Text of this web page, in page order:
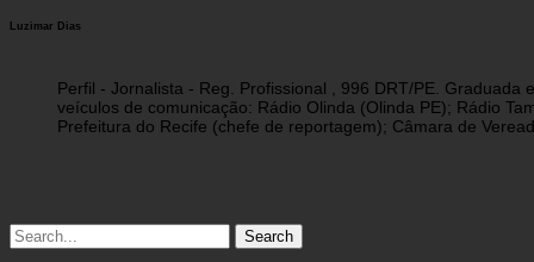
Luzimar Dias
Perfil - Jornalista - Reg. Profissional , 996 DRT/PE.
veículos de comunicação: Rádio Olinda (Olinda PE); Rádio
Prefeitura do Recife (chefe de reportagem); Câmara de
Search
for: